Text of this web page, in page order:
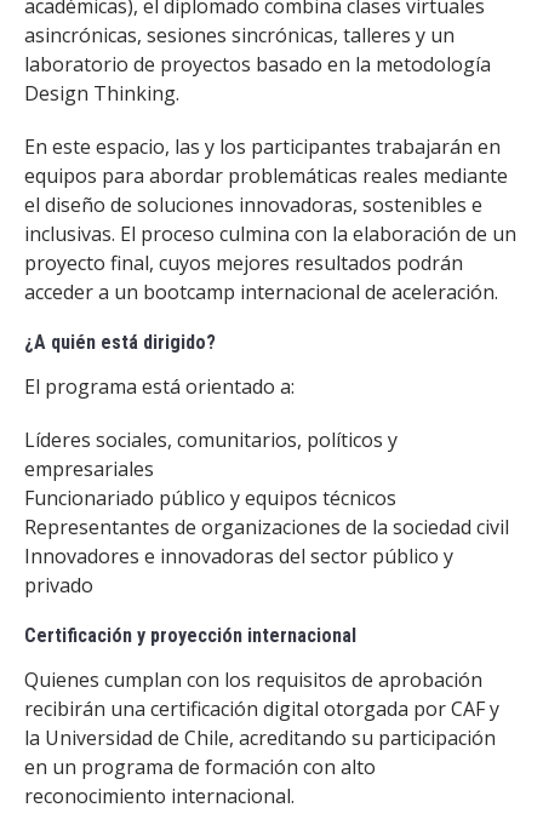
académicas), el diplomado combina clases virtuales
asincrónicas, sesiones sincrónicas, talleres y un
laboratorio de proyectos basado en la metodología
Design Thinking.
En este espacio, las y los participantes trabajarán en
equipos para abordar problemáticas reales mediante
el diseño de soluciones innovadoras, sostenibles e
inclusivas. El proceso culmina con la elaboración de un
proyecto final, cuyos mejores resultados podrán
acceder a un bootcamp internacional de aceleración.
¿A quién está dirigido?
El programa está orientado a:
Líderes sociales, comunitarios, políticos y
empresariales
Funcionariado público y equipos técnicos
Representantes de organizaciones de la sociedad civil
Innovadores e innovadoras del sector público y
privado
Certificación y proyección internacional
Quienes cumplan con los requisitos de aprobación
recibirán una certificación digital otorgada por CAF y
la Universidad de Chile, acreditando su participación
en un programa de formación con alto
reconocimiento internacional.